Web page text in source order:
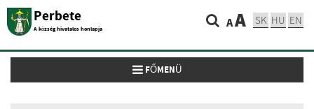
Perbete
A község hivatalos honlapja AA SK HU EN
Toggle navigation
FŐMENÜ